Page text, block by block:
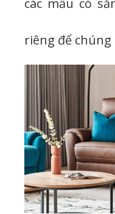
riêng để